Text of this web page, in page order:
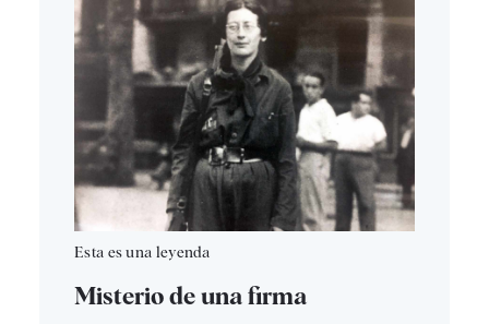
Esta es una leyenda
Misterio de una firma